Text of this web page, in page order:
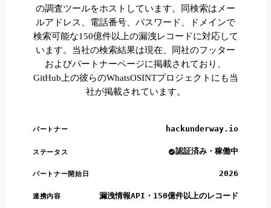
の調査ツールをホストしています。同検索はメー
ルアドレス、電話番号、パスワード、ドメインで
検索可能な150億件以上の漏洩レコードに対応して
います。当社の検索結果は現在、同社のフッター
およびパートナーページに掲載されており、
GitHub上の彼らのWhatsOSINTプロジェクトにも当
社が掲載されています。
パートナー hackunderway.io
ステータス 認証済み・稼働中
パートナー開始日 2026
連携内容 漏洩情報API・150億件以上のレコード